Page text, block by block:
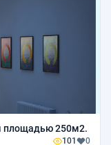
площадью 250м2.
101 0